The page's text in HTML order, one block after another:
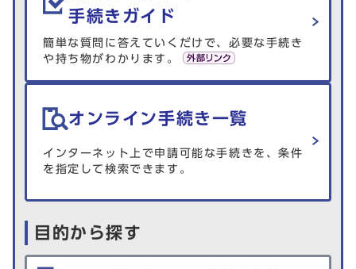
手続きガイド
簡単な質問に答えていくだけで、必要な手続き
や持ち物がわかります。
オンライン手続き一覧
インターネット上で申請可能な手続きを、条件
を指定して検索できます。
目的から探す